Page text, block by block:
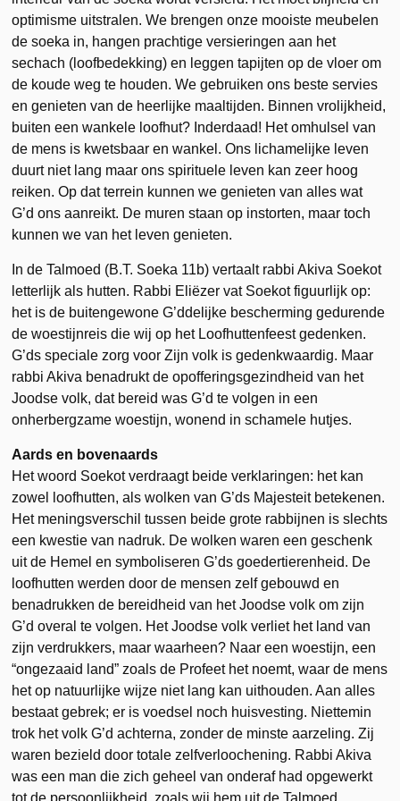
optimisme uitstralen. We brengen onze mooiste meubelen
de soeka in, hangen prachtige versieringen aan het
sechach (loofbedekking) en leggen tapijten op de vloer om
de koude weg te houden. We gebruiken ons beste servies
en genieten van de heerlijke maaltijden. Binnen vrolijkheid,
buiten een wankele loofhut? Inderdaad! Het omhulsel van
de mens is kwetsbaar en wankel. Ons lichamelijke leven
duurt niet lang maar ons spirituele leven kan zeer hoog
reiken. Op dat terrein kunnen we genieten van alles wat
G’d ons aanreikt. De muren staan op instorten, maar toch
kunnen we van het leven genieten.
In de Talmoed (B.T. Soeka 11b) vertaalt rabbi Akiva Soekot
letterlijk als hutten. Rabbi Eliëzer vat Soekot figuurlijk op:
het is de buitengewone G’ddelijke bescherming gedurende
de woestijnreis die wij op het Loofhuttenfeest gedenken.
G’ds speciale zorg voor Zijn volk is gedenkwaardig. Maar
rabbi Akiva benadrukt de opofferingsgezindheid van het
Joodse volk, dat bereid was G’d te volgen in een
onherbergzame woestijn, wonend in schamele hutjes.
Aards en bovenaards
Het woord Soekot verdraagt beide verklaringen: het kan
zowel loofhutten, als wolken van G’ds Majesteit betekenen.
Het meningsverschil tussen beide grote rabbijnen is slechts
een kwestie van nadruk. De wolken waren een geschenk
uit de Hemel en symboliseren G’ds goedertierenheid. De
loofhutten werden door de mensen zelf gebouwd en
benadrukken de bereidheid van het Joodse volk om zijn
G’d overal te volgen. Het Joodse volk verliet het land van
zijn verdrukkers, maar waarheen? Naar een woestijn, een
“ongezaaid land” zoals de Profeet het noemt, waar de mens
het op natuurlijke wijze niet lang kan uithouden. Aan alles
bestaat gebrek; er is voedsel noch huisvesting. Niettemin
trok het volk G’d achterna, zonder de minste aarzeling. Zij
waren bezield door totale zelfverloochening. Rabbi Akiva
was een man die zich geheel van onderaf had opgewerkt
tot de persoonlijkheid, zoals wij hem uit de Talmoed